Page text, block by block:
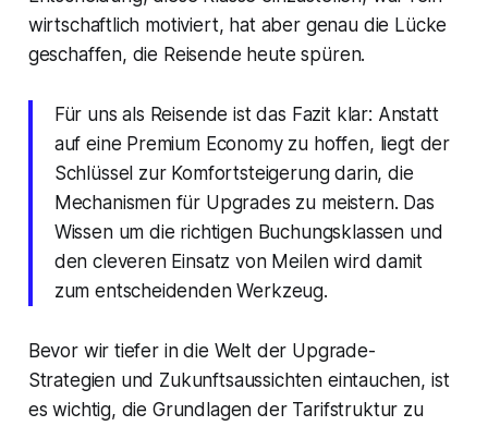
wirtschaftlich motiviert, hat aber genau die Lücke
geschaffen, die Reisende heute spüren.
Für uns als Reisende ist das Fazit klar: Anstatt
auf eine Premium Economy zu hoffen, liegt der
Schlüssel zur Komfortsteigerung darin, die
Mechanismen für Upgrades zu meistern. Das
Wissen um die richtigen Buchungsklassen und
den cleveren Einsatz von Meilen wird damit
zum entscheidenden Werkzeug.
Bevor wir tiefer in die Welt der Upgrade-
Strategien und Zukunftsaussichten eintauchen, ist
es wichtig, die Grundlagen der Tarifstruktur zu